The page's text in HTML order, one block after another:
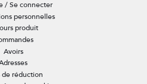
/ Se connecter
personnelles
produit
Avoirs
de réduction